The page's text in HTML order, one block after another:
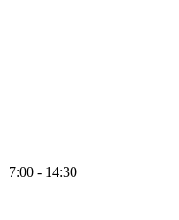
7:00 - 14:30